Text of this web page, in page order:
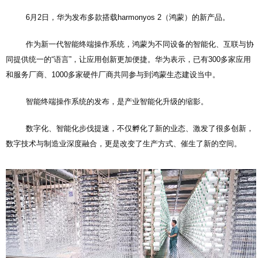
6月2日，华为发布多款搭载harmonyos 2（鸿蒙）的新产品。
作为新一代智能终端操作系统，鸿蒙为不同设备的智能化、互联与协
同提供统一的“语言”，让应用创新更加便捷。华为表示，已有300多家应用
和服务厂商、1000多家硬件厂商共同参与到鸿蒙生态建设当中。
智能终端操作系统的发布，是产业智能化升级的缩影。
数字化、智能化步伐提速，不仅孵化了新的业态、激发了很多创新，
数字技术与制造业深度融合，更是改变了生产方式、催生了新的空间。